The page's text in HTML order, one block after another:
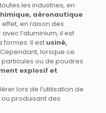
les industries, en
aéronautique
effet, en raison des
l’aluminium, il est
formes. Il est usiné,
Cependant, lorsque ce
ou de poudres
explosif et
lors de l’utilisation de
produisant des